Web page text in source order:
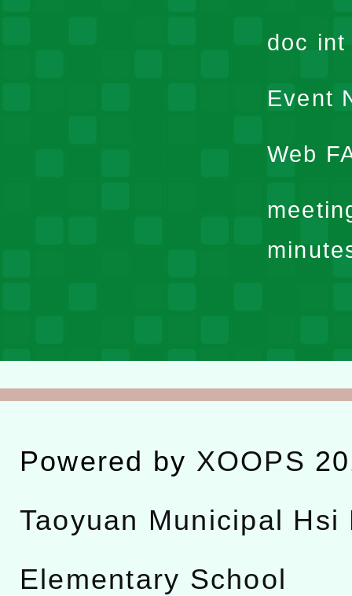
doc
Event
Web
Powered by XOOPS
Taoyuan Municipal Hsi
Elementary School